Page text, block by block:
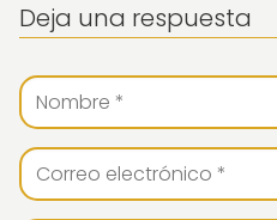
Deja una respuesta